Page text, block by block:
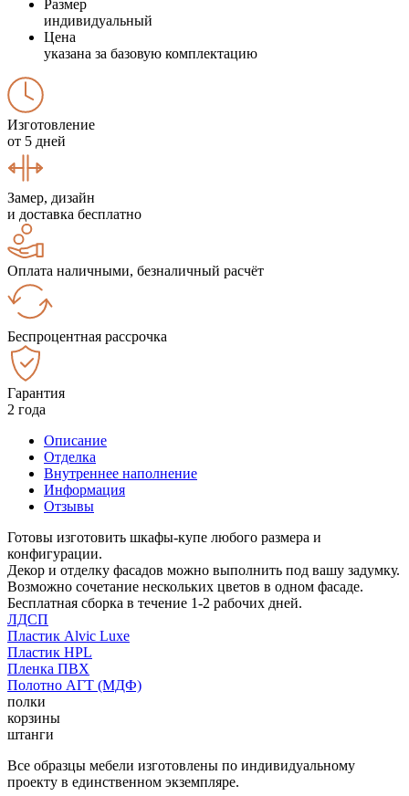
Размер
индивидуальный
Цена
указана за базовую комплектацию
Изготовление
от 5 дней
Замер, дизайн
и доставка бесплатно
Оплата наличными, безналичный расчёт
Беспроцентная рассрочка
Гарантия
2 года
Описание
Отделка
Внутреннее наполнение
Информация
Отзывы
Готовы изготовить шкафы-купе любого размера и
конфигурации.
Декор и отделку фасадов можно выполнить под вашу задумку.
Возможно сочетание нескольких цветов в одном фасаде.
Бесплатная сборка в течение 1-2 рабочих дней.
ЛДСП
Пластик Alvic Luxe
Пластик HPL
Пленка ПВХ
Полотно АГТ (МДФ)
полки
корзины
штанги
Все образцы мебели изготовлены по индивидуальному
проекту в единственном экземпляре.